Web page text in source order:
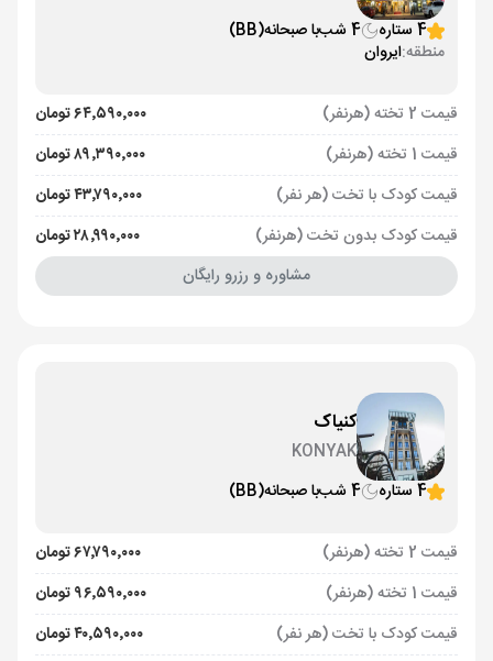
4 ستاره
4 شب با صبحانه(BB)
منطقه:ایروان
قیمت 2 تخته (هرنفر)
۶۴٬۵۹۰٬۰۰۰ تومان
قیمت 1 تخته (هرنفر)
۸۹٬۳۹۰٬۰۰۰ تومان
قیمت کودک با تخت (هر نفر)
۴۳٬۷۹۰٬۰۰۰ تومان
قیمت کودک بدون تخت (هرنفر)
۲۸٬۹۹۰٬۰۰۰ تومان
مشاوره و رزرو رایگان
کنیاک
KONYAK
4 ستاره
4 شب با صبحانه(BB)
قیمت 2 تخته (هرنفر)
۶۷٬۷۹۰٬۰۰۰ تومان
قیمت 1 تخته (هرنفر)
۹۶٬۵۹۰٬۰۰۰ تومان
قیمت کودک با تخت (هر نفر)
۴۰٬۵۹۰٬۰۰۰ تومان